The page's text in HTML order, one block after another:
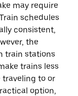
may require
schedules
consistent,
the
train stations
trains less
traveling to or
option,